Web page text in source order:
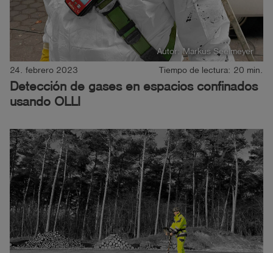
Autor: Markus Seelmeyer
24. febrero 2023 Tiempo de lectura: 20 min.
Detección de gases en espacios confinados
usando OLLI